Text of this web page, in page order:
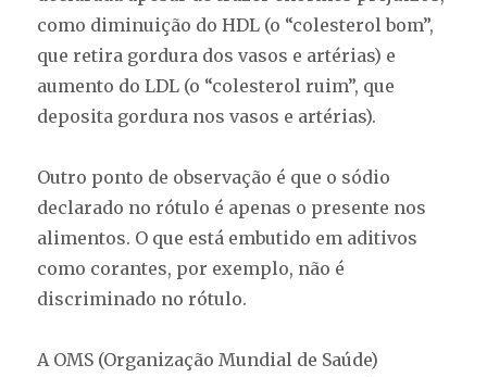
como diminuição do HDL (o “colesterol bom”,
que retira gordura dos vasos e artérias) e
aumento do LDL (o “colesterol ruim”, que
deposita gordura nos vasos e artérias).
Outro ponto de observação é que o sódio
declarado no rótulo é apenas o presente nos
alimentos. O que está embutido em aditivos
como corantes, por exemplo, não é
discriminado no rótulo.
A OMS (Organização Mundial de Saúde)